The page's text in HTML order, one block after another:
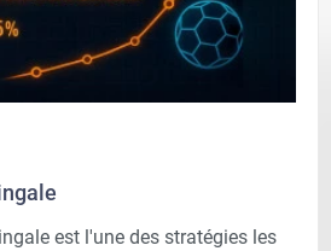
est l'une des stratégies les